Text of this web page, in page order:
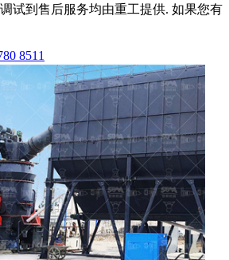
试到售后服务均由重工提供. 如果您有
8511